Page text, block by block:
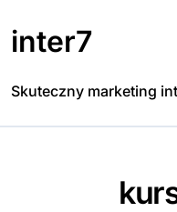
to
content
inter7
Skuteczny marketing